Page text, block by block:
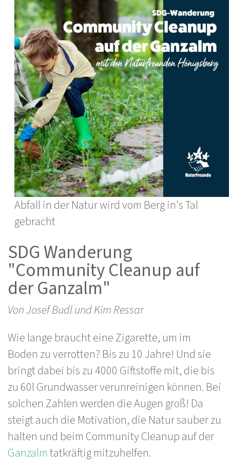
Abfall in der Natur wird vom Berg in's Tal
gebracht
SDG Wanderung
"Community Cleanup auf
der Ganzalm"
Von Josef Budl und Kim Ressar
Wie lange braucht eine Zigarette, um im
Boden zu verrotten? Bis zu 10 Jahre! Und sie
bringt dabei bis zu 4000 Giftstoffe mit, die bis
zu 60l Grundwasser verunreinigen können. Bei
solchen Zahlen werden die Augen groß! Da
steigt auch die Motivation, die Natur sauber zu
halten und beim Community Cleanup auf der
Ganzalmtatkräftig mitzuhelfen.